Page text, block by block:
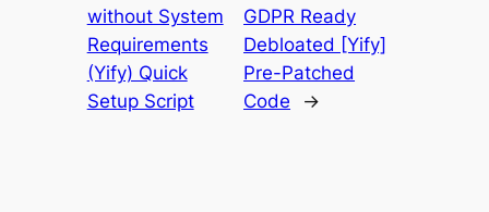
without System
Requirements
(Yify) Quick
Setup Script
GDPR Ready
Debloated [Yify]
Pre-Patched
Code
→